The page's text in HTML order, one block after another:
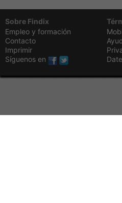
Sobre Findix
Empleo y formación
Contacto
Imprimir
Síguenos en